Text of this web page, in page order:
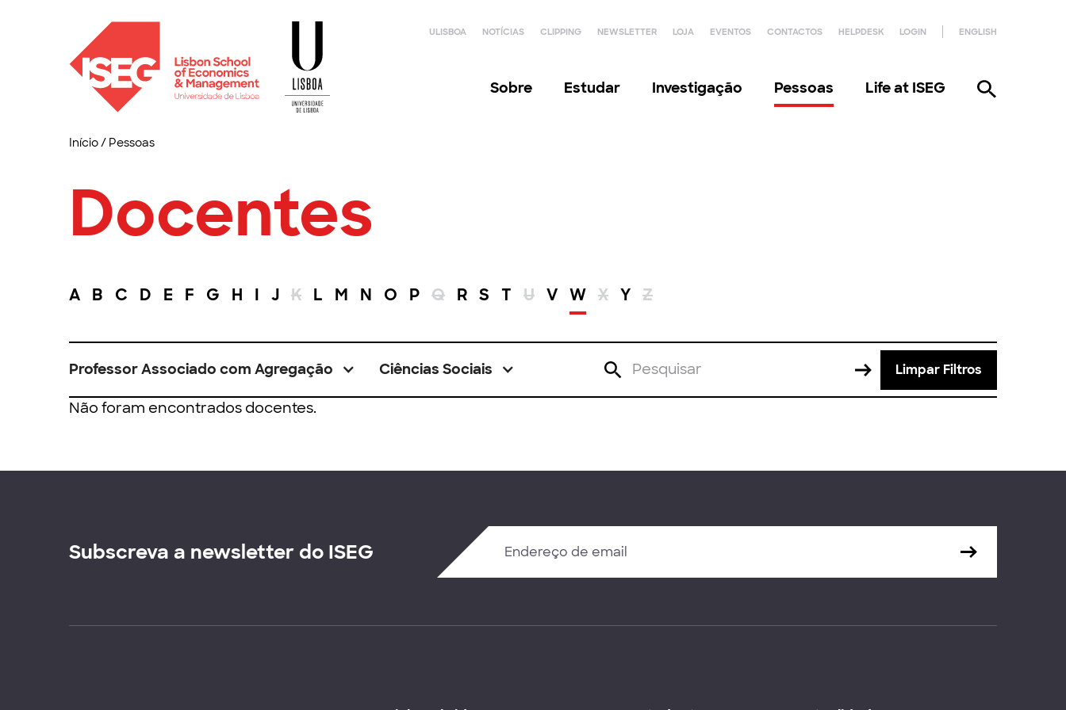
ULISBOA NOTÍCIAS CLIPPING NEWSLETTER LOJA EVENTOS CONTACTOS HELPDESK LOGIN ENGLISH
Sobre Estudar Investigação Pessoas Life at ISEG
Início/ Pessoas
Docentes
A B C D E F G H I J K L M N O P Q R S T U V W X Y Z
Professor Associado com Agregação Ciências Sociais Limpar Filtros
Não foram encontrados docentes.
Subscreva a newsletter do ISEG